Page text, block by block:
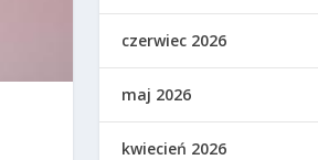
czerwiec 2026
maj 2026
kwiecień 2026